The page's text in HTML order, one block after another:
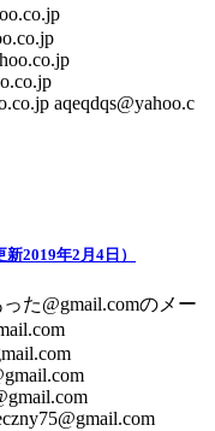
aqeqdqs@yahoo.c
2019年2月4日）
た@gmail.comのメー